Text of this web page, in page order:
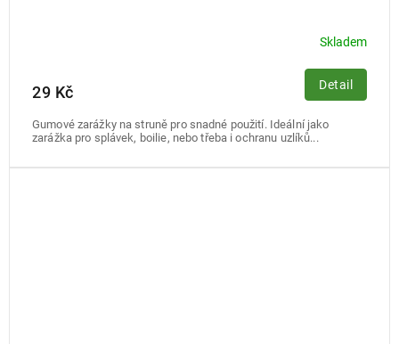
Skladem
29 Kč Detail
Gumové zarážky na struně pro snadné použití. Ideální jako
zarážka pro splávek, boilie, nebo třeba i ochranu uzlíků...